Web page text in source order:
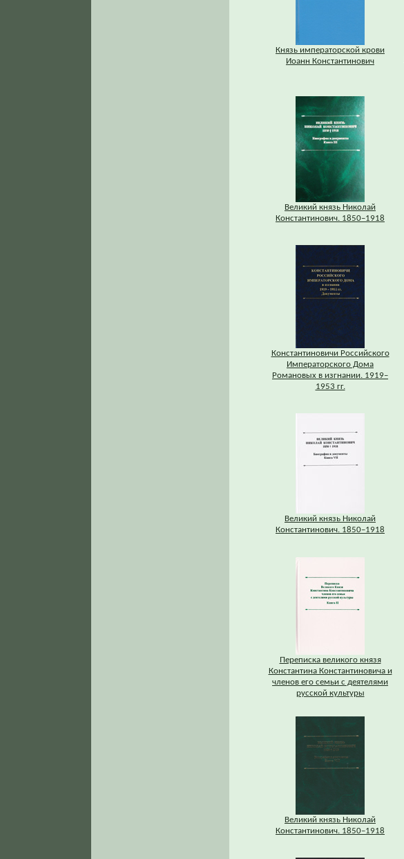
Князь императорской крови
Иоанн Константинович
Великий князь Николай
Константинович. 1850–1918
Константиновичи Российского
Императорского Дома
Романовых в изгнании. 1919–
1953 гг.
Великий князь Николай
Константинович. 1850–1918
Переписка великого князя
Константина Константиновича и
членов его семьи с деятелями
русской культуры
Великий князь Николай
Константинович. 1850–1918